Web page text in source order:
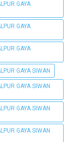
GAYA
GAYA
GAYA
GAYA SIWAN
GAYA SIWAN
GAYA SIWAN
GAYA SIWAN